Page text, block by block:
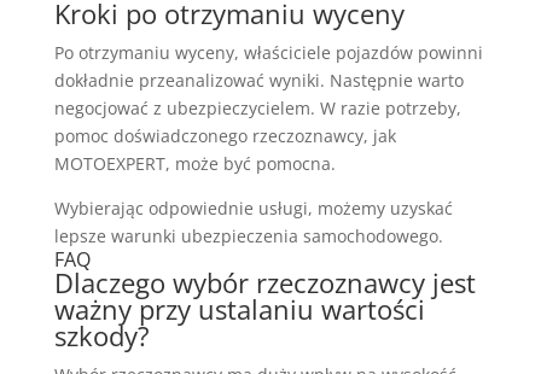
Kroki po otrzymaniu wyceny
Po otrzymaniu wyceny, właściciele pojazdów powinni
dokładnie przeanalizować wyniki. Następnie warto
negocjować z ubezpieczycielem. W razie potrzeby,
pomoc doświadczonego rzeczoznawcy, jak
MOTOEXPERT, może być pomocna.
Wybierając odpowiednie usługi, możemy uzyskać
lepsze warunki ubezpieczenia samochodowego.
FAQ
Dlaczego wybór rzeczoznawcy jest
ważny przy ustalaniu wartości
szkody?